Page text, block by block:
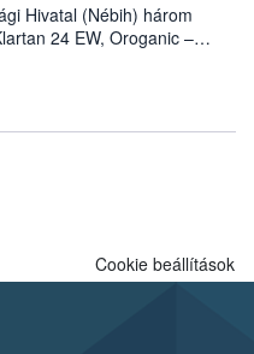
Hivatal (Nébih) három
24 EW, Oroganic –
a szüretet követően,
stádiumáig
a károsító elleni további
ökológiai termesztésben is
Cookie beállítások